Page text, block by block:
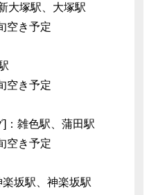
大塚駅、大塚駅
空き予定
空き予定
：雑色駅、蒲田駅
空き予定
坂駅、神楽坂駅